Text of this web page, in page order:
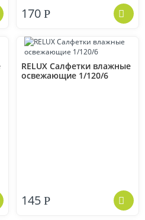
170 Р
RELUX Салфетки влажные
освежающие 1/120/6
145 Р